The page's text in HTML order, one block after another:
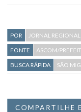
POR
JORNAL REGIONAL
FONTE
ASCOM/
BUSCA RÁPIDA
SÃO
COMPARTILHE